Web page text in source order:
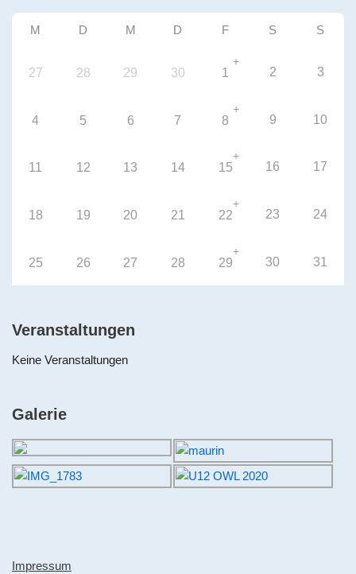
M D M D F S S
27 28 29 30 1
+
2 3
4 5 6 7 8
+
9 10
11 12 13 14 15
+
16 17
18 19 20 21 22
+
23 24
25 26 27 28 29
+
30 31
Veranstaltungen
Keine Veranstaltungen
Galerie
Impressum